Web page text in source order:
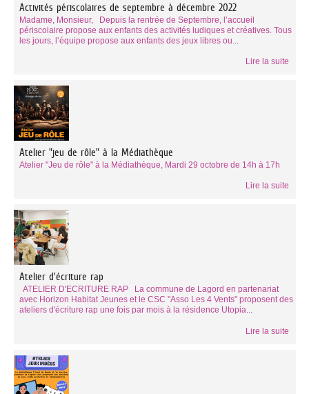
Activités périscolaires de septembre à décembre 2022
Madame, Monsieur, Depuis la rentrée de Septembre, l’accueil
périscolaire propose aux enfants des activités ludiques et créatives. Tous
les jours, l’équipe propose aux enfants des jeux libres ou...
Lire la suite
Atelier "jeu de rôle" à la Médiathèque
Atelier "Jeu de rôle" à la Médiathèque, Mardi 29 octobre de 14h à 17h
Lire la suite
Atelier d'écriture rap
ATELIER D'ECRITURE RAP La commune de Lagord en partenariat
avec Horizon Habitat Jeunes et le CSC "Asso Les 4 Vents" proposent des
ateliers d'écriture rap une fois par mois à la résidence Utopia...
Lire la suite